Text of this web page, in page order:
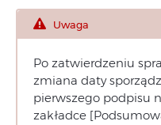
Uwaga
Po zatwierdzeniu
zmiana daty
pierwszego podpisu
zakładce